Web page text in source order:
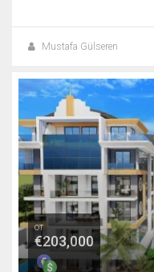
Mustafa Gülseren
от
€203,000